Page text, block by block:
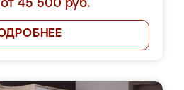
45 500 руб.